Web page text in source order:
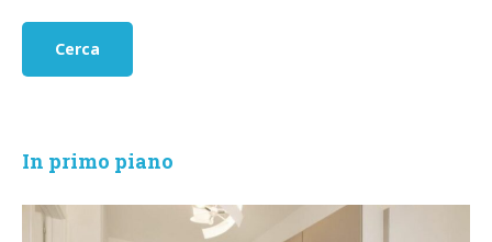
In primo piano